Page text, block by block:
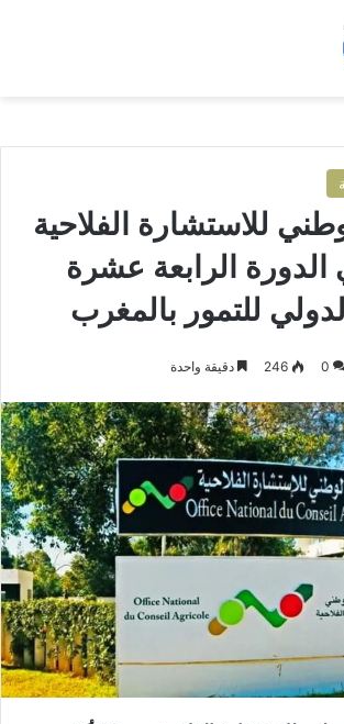
للاستشارة الفلاحية
الرابعة عشرة
للتمور بالمغرب
0
246 دقيقة واحدة